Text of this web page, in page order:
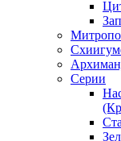
Серии